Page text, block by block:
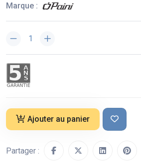
Marque :
Ajouter au panier
Partager :